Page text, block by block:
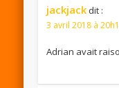
jackjack dit :
3 avril 2018 à
Adrian avait